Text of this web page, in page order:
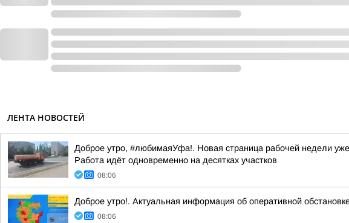
ЛЕНТА НОВОСТЕЙ
Доброе утро, #любимаяУфа!. Новая страница рабочей недели
Работа идёт одновременно на десятках участков
08:06
Доброе утро!. Актуальная информация об оперативной
08:06